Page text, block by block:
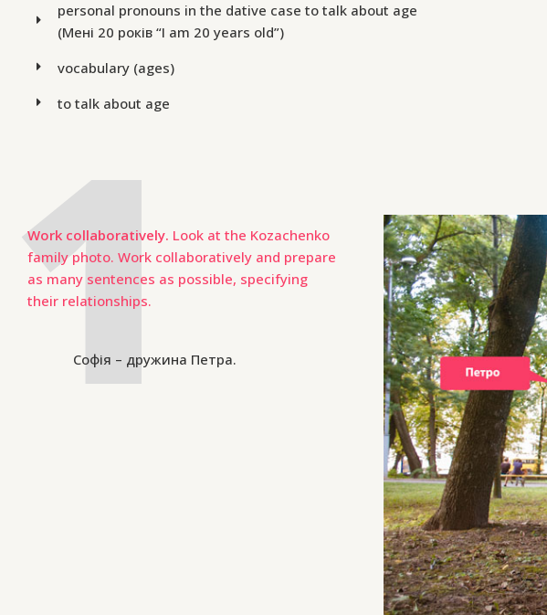
personal pronouns in the dative case to talk about age
(Мені 20 років “I am 20 years old”)
vocabulary (ages)
to talk about age
Work collaboratively. Look at the Kozachenko
family photo. Work collaboratively and prepare
as many sentences as possible, specifying
their relationships.
Софія – дружина Петра.